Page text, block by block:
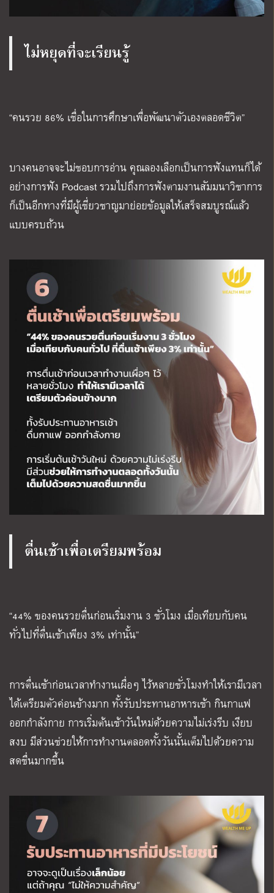
ไม่หยุดที่จะเรียนรู้
“คนรวย 86% เชื่อในการศึกษาเพื่อพัฒนาตัวเองตลอดชีวิต”
บางคนอาจจะไม่ชอบการอ่าน คุณลองเลือกเป็นการฟังแทนก็ได้
อย่างการฟัง Podcastรวมไปถึงการฟังตามงานสัมมนาวิชาการ
ก็เป็นอีกทางที่มีผู้เชี่ยวชาญมาย่อยข้อมูลให้เสร็จสมบูรณ์แล้ว
แบบครบถ้วน
ตื่นเช้าเพื่อเตรียมพร้อม
“44% ของคนรวยตื่นก่อนเริ่มงาน 3 ชั่วโมง เมื่อเทียบกับคน
ทั่วไปที่ตื่นเช้าเพียง 3% เท่านั้น”
การตื่นเช้าก่อนเวลาทำงานเผื่อๆ ไว้หลายชั่วโมงทำให้เรามีเวลา
ได้เตรียมตัวค่อนข้างมาก ทั้งรับประทานอาหารเช้า กินกาแฟ
ออกกำลังกาย การเริ่มต้นเช้าวันใหม่ด้วยความไม่เร่งรีบ เงียบ
สงบ มีส่วนช่วยให้การทำงานตลอดทั้งวันนั้นเต็มไปด้วยความ
สดชื่นมากขึ้น